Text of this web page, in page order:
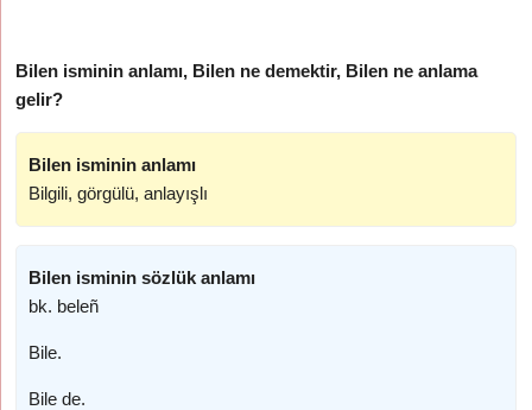
Bilen isminin anlamı, Bilen ne demektir, Bilen ne anlama
gelir?
Bilen isminin anlamı
Bilgili, görgülü, anlayışlı
Bilen isminin sözlük anlamı
bk. beleñ
Bile.
Bile de.